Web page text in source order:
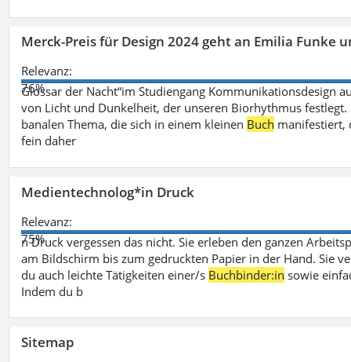
Merck-Preis für Design 2024 geht an Emilia Funke
Relevanz:
76%
Glossar der Nacht“im Studiengang Kommunikationsdesign
von Licht und Dunkelheit, der unseren Biorhythmus
banalen Thema, die sich in einem kleinen Buch manifestiert,
fein daher
Medientechnolog*in Druck
Relevanz:
75%
n Druck vergessen das nicht. Sie erleben den ganzen
am Bildschirm bis zum gedruckten Papier in der Hand. Sie
du auch leichte Tätigkeiten einer/s Buchbinder:in sowie
Indem du b
Sitemap